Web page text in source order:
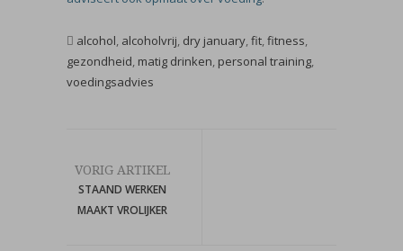
alcohol, alcoholvrij, dry january,fit,fitness,
gezondheid, matig drinken, personal training,
voedingsadvies
VORIG ARTIKEL
STAAND WERKEN
MAAKT VROLIJKER